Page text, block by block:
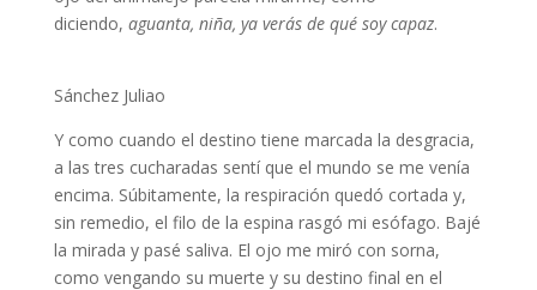
diciendo, aguanta, niña, ya verás de qué soy capaz.
Sánchez Juliao
Y como cuando el destino tiene marcada la desgracia,
a las tres cucharadas sentí que el mundo se me venía
encima. Súbitamente, la respiración quedó cortada y,
sin remedio, el filo de la espina rasgó mi esófago. Bajé
la mirada y pasé saliva. El ojo me miró con sorna,
como vengando su muerte y su destino final en el